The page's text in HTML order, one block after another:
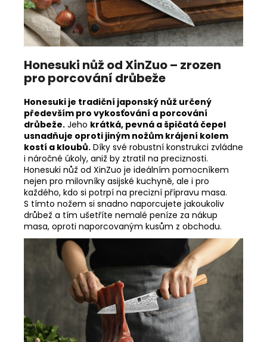
Honesuki nůž od XinZuo – zrozen
pro porcování drůbeže
Honesuki je tradiční japonský nůž určený
především pro vykosťování a porcování
drůbeže. Jeho krátká, pevná a špičatá čepel
usnadňuje oproti jiným nožům krájení kolem
kostí a kloubů. Díky své robustní konstrukci zvládne
i náročné úkoly, aniž by ztratil na preciznosti.
Honesuki nůž od XinZuo je ideálním pomocníkem
nejen pro milovníky asijské kuchyně, ale i pro
každého, kdo si potrpí na precizní přípravu masa.
S tímto nožem si snadno naporcujete jakoukoliv
drůbež a tím ušetříte nemalé peníze za nákup
masa, oproti naporcovaným kusům z obchodu.